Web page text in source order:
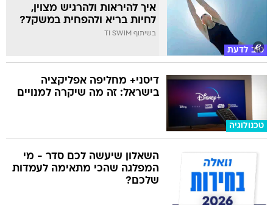
טוב לדעת
איך להיראות ולהרגיש מצוין,
לחיות בריא ולהפחית במשקל?
בשיתוף TI SWIM
טכנולוגיה
דיסני+ מחליפה אפליקציה
בישראל: זה מה שיקרה למנויים
השאלון שיעשה לכם סדר - מי
המפלגה שהכי מתאימה לעמדות
שלכם?